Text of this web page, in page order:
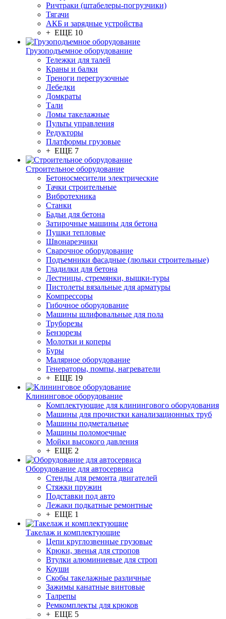
Ричтраки (штабелеры-погрузчики)
Тягачи
АКБ и зарядные устройства
+ ЕЩЕ 10
Грузоподъемное оборудование
Тележки для талей
Краны и балки
Треноги перегрузочные
Лебедки
Домкраты
Тали
Ломы такелажные
Пульты управления
Редукторы
Платформы грузовые
+ ЕЩЕ 7
Строительное оборудование
Бетоносмесители электрические
Тачки строительные
Вибротехника
Станки
Бадьи для бетона
Затирочные машины для бетона
Пушки тепловые
Швонарезчики
Сварочное оборудование
Подъемники фасадные (люльки строительные)
Гладилки для бетона
Лестницы, стремянки, вышки-туры
Пистолеты вязальные для арматуры
Компрессоры
Гибочное оборудование
Машины шлифовальные для пола
Труборезы
Бензорезы
Молотки и коперы
Буры
Малярное оборудование
Генераторы, помпы, нагреватели
+ ЕЩЕ 19
Клининговое оборудование
Комплектующие для клинингового оборудования
Машины для прочистки канализационных труб
Машины подметальные
Машины поломоечные
Мойки высокого давления
+ ЕЩЕ 2
Оборудование для автосервиса
Стенды для ремонта двигателей
Стяжки пружин
Подставки под авто
Лежаки подкатные ремонтные
+ ЕЩЕ 1
Такелаж и комплектующие
Цепи круглозвенные грузовые
Крюки, звенья для стропов
Втулки алюминиевые для строп
Коуши
Скобы такелажные различные
Зажимы канатные винтовые
Талрепы
Ремкомплекты для крюков
+ ЕЩЕ 5